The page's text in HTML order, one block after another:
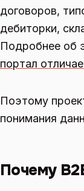
договоров,
дебиторки,
Подробнее об
портал
Поэтому
понимания
Почему